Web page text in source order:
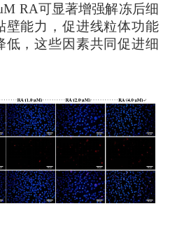
RA可显著增强解冻后细
壁能力，促进线粒体功能
低，这些因素共同促进细